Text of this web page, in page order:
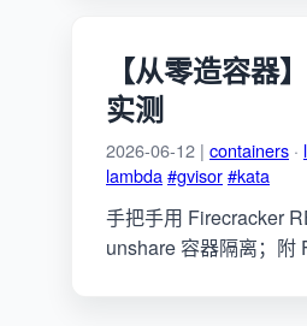
【从零造容
实测
2026-06-12 | containers ·
lambda#gvisor#kata
手把手用 Firecracker
unshare 容器隔离；附